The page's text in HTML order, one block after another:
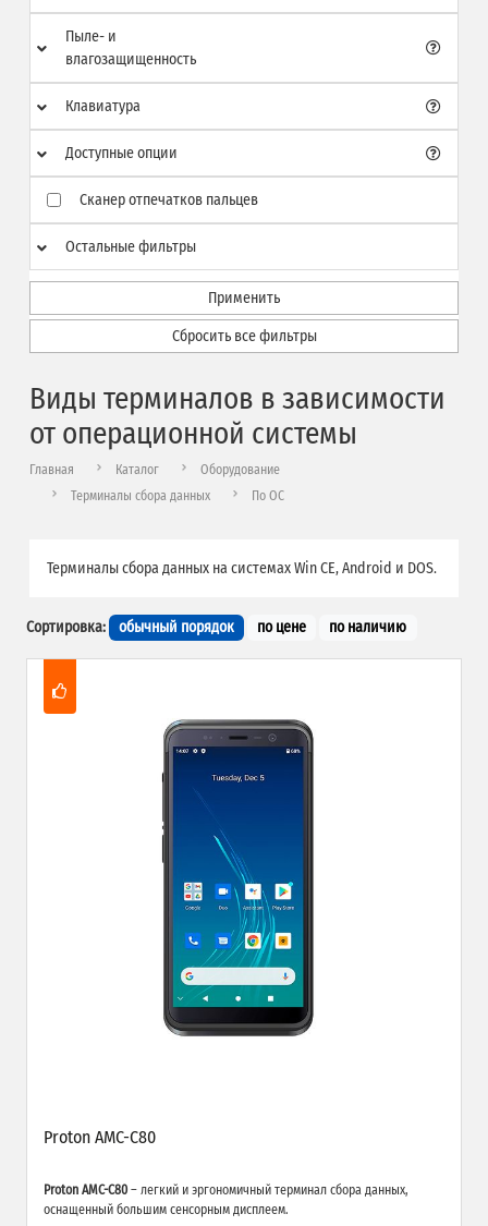
Пыле- и
влагозащищенность
Клавиатура
Доступные опции
Сканер отпечатков пальцев
Остальные фильтры
Применить
Сбросить все фильтры
Виды терминалов в зависимости
от операционной системы
Главная Каталог
Оборудование
Терминалы сбора данных
По ОС
Терминалы сбора данных на системах Win CE, Android и DOS.
Сортировка: обычный порядок по цене по наличию
Proton AMC-C80
Proton AMC-C80 – легкий и эргономичный терминал сбора данных,
оснащенный большим сенсорным дисплеем.